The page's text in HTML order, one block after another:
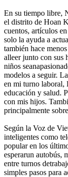
En su tiempo libre,
el distrito de Hoan
cuentos, artículos
solo la ayuda a
también hace
alleer junto con sus
niños
modelos a seguir.
en mi turno laboral,
educación y salud.
con mis hijos.
principalmente
Según la Voz de
inteligentes como
popular en los
esperarun autobús,
entre turnos
simples pasos para